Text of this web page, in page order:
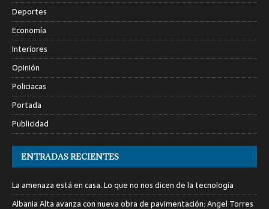
Deportes
Economía
Interiores
Opinión
Policiacas
Portada
Publicidad
ENTRADAS RECIENTES
La amenaza está en casa. Lo que no nos dicen de la tecnología
Albania Alta avanza con nueva obra de pavimentación: Angel Torres